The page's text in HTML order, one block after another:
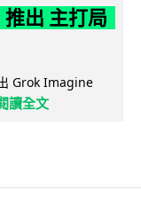
出 主打局
Grok Imagine
讀全文